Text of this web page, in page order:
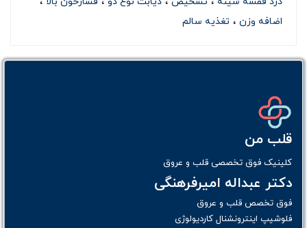
اضافه وزن
تغذیه سالم
قلب من
کلینیک فوق تخصصی قلب و عروق
دکتر عبداله امیرفرهنگی
فوق تخصص قلب و عروق
فلوشیپ اینترونشنال کاردیولوژی